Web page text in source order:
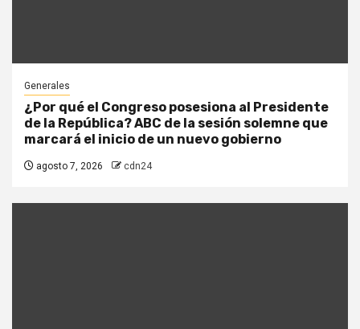
Generales
¿Por qué el Congreso posesiona al Presidente
de la República? ABC de la sesión solemne que
marcará el inicio de un nuevo gobierno
agosto 7, 2026 cdn24